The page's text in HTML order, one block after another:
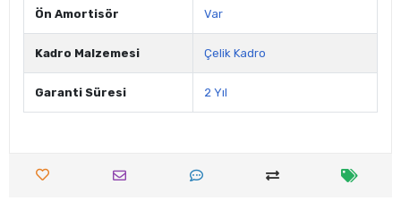
Ön Amortisör Var
Kadro Malzemesi Çelik Kadro
Garanti Süresi 2 Yıl